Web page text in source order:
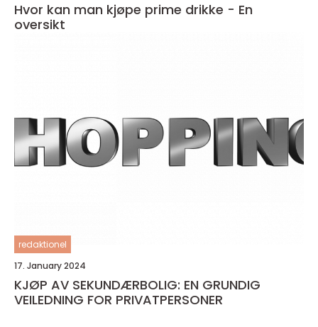
Hvor kan man kjøpe prime drikke - En
oversikt
redaktionel
17. January 2024
KJØP AV SEKUNDÆRBOLIG: EN GRUNDIG
VEILEDNING FOR PRIVATPERSONER